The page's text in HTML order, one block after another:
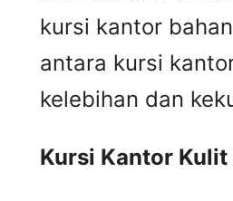
kursi kantor
antara kursi
kelebihan dan
Kursi Kantor Kulit